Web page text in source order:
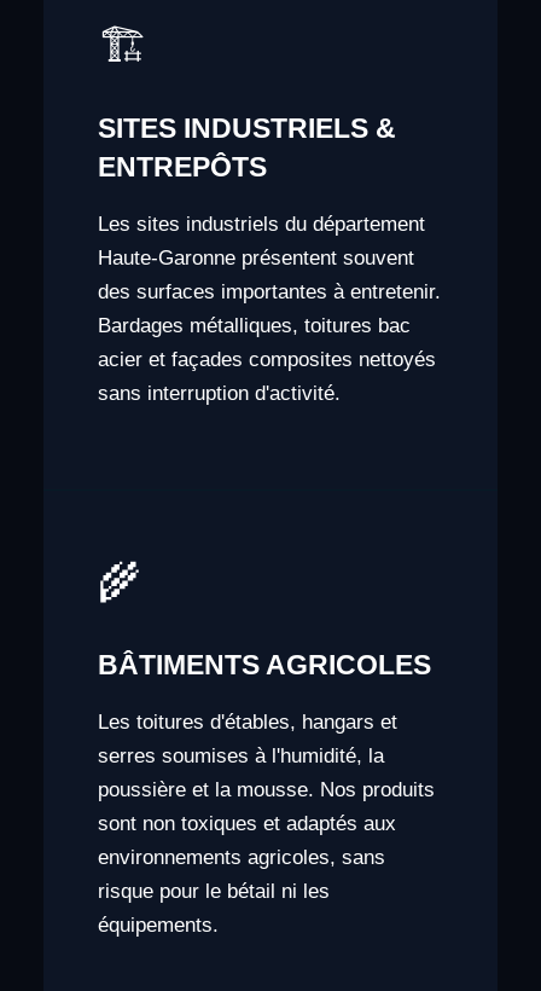
🏗️
SITES INDUSTRIELS &
ENTREPÔTS
Les sites industriels du département
Haute-Garonne présentent souvent
des surfaces importantes à entretenir.
Bardages métalliques, toitures bac
acier et façades composites nettoyés
sans interruption d'activité.
🌾
BÂTIMENTS AGRICOLES
Les toitures d'étables, hangars et
serres soumises à l'humidité, la
poussière et la mousse. Nos produits
sont non toxiques et adaptés aux
environnements agricoles, sans
risque pour le bétail ni les
équipements.